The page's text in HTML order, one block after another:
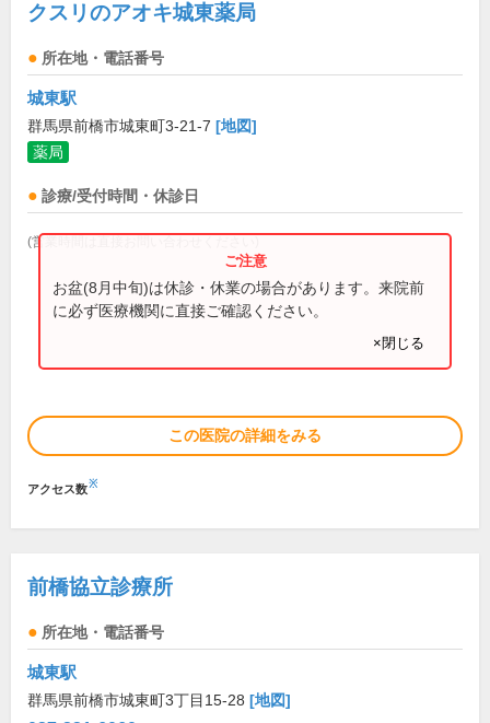
クスリのアオキ城東薬局
所在地・電話番号
城東駅
群馬県前橋市城東町3-21-7 [地図]
薬局
診療/受付時間・休診日
(営業時間は直接お問い合わせください)
お盆(8月中旬)は休診・休業の場合があります。来院前
に必ず医療機関に直接ご確認ください。
×閉じる
この医院の詳細をみる
アクセス数※
前橋協立診療所
所在地・電話番号
城東駅
群馬県前橋市城東町3丁目15-28 [地図]